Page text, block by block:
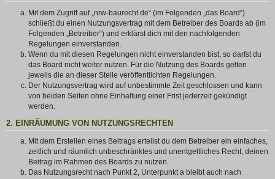
Mit dem Zugriff auf „nrw-baurecht.de“ (im Folgenden „das Board“)
schließt du einen Nutzungsvertrag mit dem Betreiber des Boards ab (im
Folgenden „Betreiber“) und erklärst dich mit den nachfolgenden
Regelungen einverstanden.
Wenn du mit diesen Regelungen nicht einverstanden bist, so darfst du
das Board nicht weiter nutzen. Für die Nutzung des Boards gelten
jeweils die an dieser Stelle veröffentlichten Regelungen.
Der Nutzungsvertrag wird auf unbestimmte Zeit geschlossen und kann
von beiden Seiten ohne Einhaltung einer Frist jederzeit gekündigt
werden.
2. EINRÄUMUNG VON NUTZUNGSRECHTEN
Mit dem Erstellen eines Beitrags erteilst du dem Betreiber ein einfaches,
zeitlich und räumlich unbeschränktes und unentgeltliches Recht, deinen
Beitrag im Rahmen des Boards zu nutzen.
Das Nutzungsrecht nach Punkt 2, Unterpunkt a bleibt auch nach